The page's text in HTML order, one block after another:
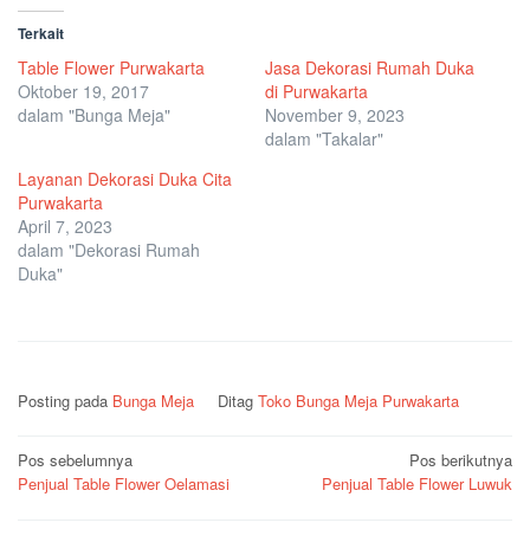
Terkait
Table Flower Purwakarta
Oktober 19, 2017
dalam "Bunga Meja"
Jasa Dekorasi Rumah Duka
di Purwakarta
November 9, 2023
dalam "Takalar"
Layanan Dekorasi Duka Cita
Purwakarta
April 7, 2023
dalam "Dekorasi Rumah
Duka"
Posting pada Bunga Meja Ditag Toko Bunga Meja Purwakarta
Navigasi
pos
Pos sebelumnya
Penjual Table Flower Oelamasi
Pos berikutnya
Penjual Table Flower Luwuk